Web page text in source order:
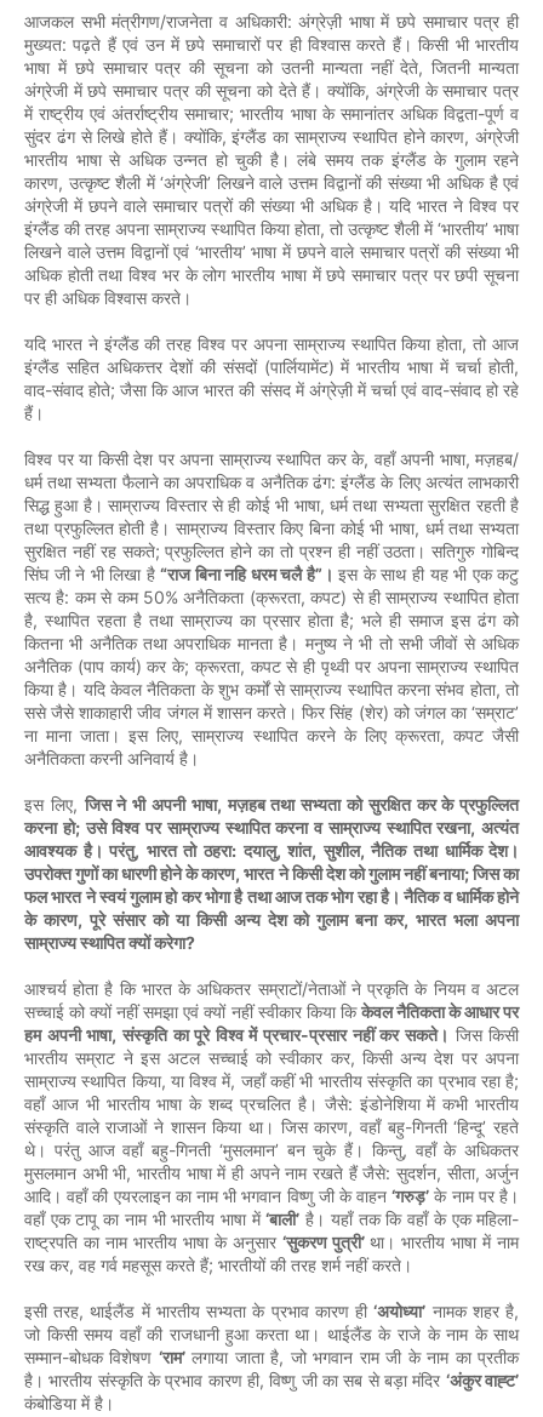
आजकल सभी मंत्रीगण/राजनेता व अधिकारी:अंग्रेज़ी भाषा में छपे समाचार पत्र ही
मुख्यत:पढ़ते हैं एवं उन में छपे समाचारों पर ही विश्वास करते हैं। किसी भी भारतीय
भाषा में छपे समाचार पत्र की सूचना को उतनी मान्यता नहीं देते,जितनी मान्यता
अंग्रेजी में छपे समाचार पत्र की सूचना को देते हैं। क्योंकि, अंग्रेजी के समाचार पत्र
में राष्ट्रीय एवं अंतर्राष्ट्रीय समाचार;भारतीय भाषा के समानांतर अधिक विद्वता-पूर्ण व
सुंदर ढंग से लिखे होते हैं। क्योंकि,इंग्लैंड का साम्राज्य स्थापित होने कारण,अंग्रेजी
भारतीय भाषा से अधिक उन्नत हो चुकी है। लंबे समय तक इंग्लैंड के गुलाम रहने
कारण, उत्कृष्ट शैली में‘अंग्रेजी’ लिखने वाले उत्तम विद्वानों की संख्या भी अधिक है एवं
अंग्रेजी में छपने वाले समाचार पत्रों की संख्या भी अधिक है। यदि भारत ने विश्व पर
इंग्लैंड की तरह अपना साम्राज्य स्थापित किया होता, तो उत्कृष्ट शैली में‘भारतीय’ भाषा
लिखने वाले उत्तम विद्वानों एवं ‘भारतीय’भाषा में छपने वाले समाचार पत्रों की संख्या भी
अधिक होती तथा विश्व भर के लोग भारतीय भाषा में छपे समाचार पत्र पर छपी सूचना
पर ही अधिक विश्वास करते।
यदि भारत ने इंग्लैंड की तरह विश्व पर अपना साम्राज्य स्थापित किया होता,तो आज
इंग्लैंड सहित अधिकत्तर देशों की संसदों(पार्लियामेंट)में भारतीय भाषा में चर्चा होती,
वाद-संवाद होते;जैसा कि आज भारत की संसद में अंग्रेज़ी में चर्चा एवं वाद-संवाद हो रहे
हैं।
विश्व पर या किसी देश पर अपना साम्राज्य स्थापित कर के, वहाँ अपनी भाषा, मज़हब/
धर्म तथा सभ्यता फैलाने का अपराधिक व अनैतिक ढंग:इंग्लैंड के लिए अत्यंत लाभकारी
सिद्ध हुआ है। साम्राज्य विस्तार से ही कोई भी भाषा,धर्म तथा सभ्यता सुरक्षित रहती है
तथा प्रफुल्लित होती है। साम्राज्य विस्तार किए बिना कोई भी भाषा, धर्म तथा सभ्यता
सुरक्षित नहीं रह सकते;प्रफुल्लित होने का तो प्रश्न ही नहीं उठता। सतिगुरु गोबिन्द
सिंघ जी ने भी लिखा है “राज बिना नहि धरम चलै है” । इस के साथ ही यह भी एक कटु
सत्य है: कम से कम50%अनैतिकता(क्रूरता,कपट) से ही साम्राज्य स्थापित होता
है, स्थापित रहता है तथा साम्राज्य का प्रसार होता है; भले ही समाज इस ढंग को
कितना भी अनैतिक तथा अपराधिक मानता है। मनुष्य ने भी तो सभी जीवों से अधिक
अनैतिक(पाप कार्य)कर के; क्रूरता, कपट से ही पृथ्वी पर अपना साम्राज्य स्थापित
किया है। यदि केवल नैतिकता के शुभ कर्मों से साम्राज्य स्थापित करना संभव होता,तो
ससे जैसे शाकाहारी जीव जंगल में शासन करते। फिर सिंह (शेर) को जंगल का‘सम्राट’
ना माना जाता। इस लिए,साम्राज्य स्थापित करने के लिए क्रूरता,कपट जैसी
अनैतिकता करनी अनिवार्य है।
इस लिए, जिस ने भी अपनी भाषा, मज़हब तथा सभ्यता को सुरक्षित कर के प्रफुल्लित
करना हो; उसे विश्व पर साम्राज्य स्थापित करना व साम्राज्य स्थापित रखना, अत्यंत
आवश्यक है। परंतु, भारत तो ठहरा: दयालु,शांत, सुशील,नैतिक तथा धार्मिक देश।
उपरोक्त गुणों का धारणी होने के कारण,भारत ने किसी देश को गुलाम नहीं बनाया; जिस का
फल भारत ने स्वयं गुलाम हो कर भोगा है तथा आज तक भोग रहा है। नैतिक व धार्मिक होने
के कारण, पूरे संसार को या किसी अन्य देश को गुलाम बना कर,भारत भला अपना
साम्राज्य स्थापित क्यों करेगा?
आश्चर्य होता है कि भारत के अधिकतर सम्राटों/नेताओं ने प्रकृति के नियम व अटल
सच्चाई को क्यों नहीं समझा एवं क्यों नहीं स्वीकार किया कि केवल नैतिकता के आधार पर
हम अपनी भाषा, संस्कृति का पूरे विश्व में प्रचार-प्रसार नहीं कर सकते। जिस किसी
भारतीय सम्राट ने इस अटल सच्चाई को स्वीकार कर, किसी अन्य देश पर अपना
साम्राज्य स्थापित किया, या विश्व में, जहाँ कहीं भी भारतीय संस्कृति का प्रभाव रहा है;
वहाँ आज भी भारतीय भाषा के शब्द प्रचलित है। जैसे: इंडोनेशिया में कभी भारतीय
संस्कृति वाले राजाओं ने शासन किया था। जिस कारण,वहाँ बहु-गिनती‘हिन्दू’रहते
थे।
परंतु आज वहाँ बहु-गिनती‘मुसलमान’ बन चुके हैं। किन्तु, वहाँ के अधिकतर
मुसलमान अभी भी, भारतीय भाषा में ही अपने नाम रखते हैं जैसे: सुदर्शन, सीता,अर्जुन
आदि। वहाँ की एयरलाइन का नाम भी भगवान विष्णु जी के वाहन ‘गरुड़’ के नाम पर है।
वहाँ एक टापू का नाम भी भारतीय भाषा में ‘बाली’ है। यहाँ तक कि वहाँ के एक महिला-
राष्ट्रपति का नाम भारतीय भाषा के अनुसार ‘सुकरण पुत्री’ था। भारतीय भाषा में नाम
रख कर, वह गर्व महसूस करते हैं; भारतीयों की तरह शर्म नहीं करते।
इसी तरह,थाईलैंड में भारतीय सभ्यता के प्रभाव कारण ही ‘अयोध्या’ नामक शहर है,
जो किसी समय वहाँ की राजधानी हुआ करता था। थाईलैंड के राजे के नाम के साथ
सम्मान-बोधक विशेषण ‘राम’ लगाया जाता है, जो भगवान राम जी के नाम का प्रतीक
है। भारतीय संस्कृति के प्रभाव कारण ही,विष्णु जी का सब से बड़ा मंदिर ‘अंकुर वाह्ट’
कंबोडिया में है।